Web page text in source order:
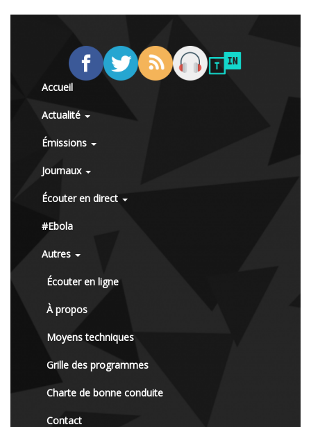
Accueil
Actualité
Émissions
Journaux
Écouter en direct
#Ebola
Autres
Écouter en ligne
À propos
Moyens techniques
Grille des programmes
Charte de bonne conduite
Contact